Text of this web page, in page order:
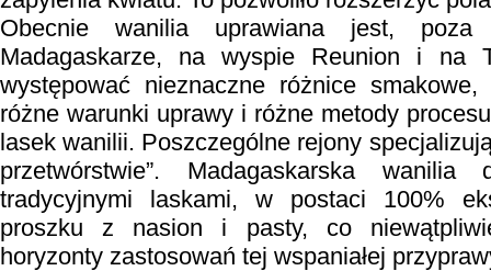
Obecnie wanilia uprawiana jest,
Madagaskarze, na wyspie Reunion i na
występować nieznaczne różnice
różne warunki uprawy i różne metody
lasek wanilii. Poszczególne rejony
przetwórstwie”. Madagaskarska
tradycyjnymi laskami, w postaci 100%
proszku z nasion i pasty, co
horyzonty zastosowań tej wspaniałej